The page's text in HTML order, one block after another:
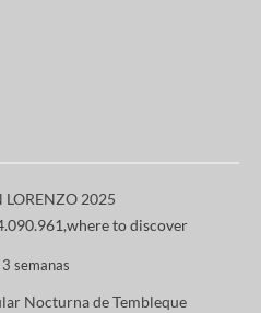
LORENZO 2025
to discover
3 semanas
Nocturna de Tembleque